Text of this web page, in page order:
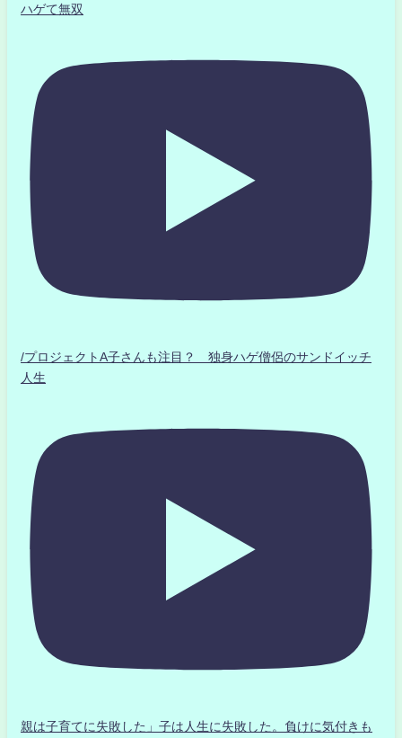
ハゲて無双
/プロジェクトA子さんも注目？ 独身ハゲ僧侶のサンドイッチ
人生
親は子育てに失敗した」子は人生に失敗した。負けに気付きも